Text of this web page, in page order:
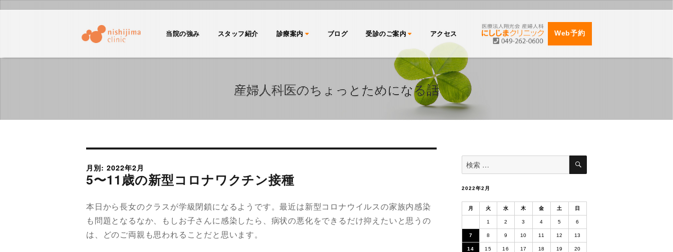
当院の強み スタッフ紹介 診療案内 ブログ 受診のご案内 アクセス Web予約
産婦人科医のちょっとためになる話
月別: 2022年2月
5〜11歳の新型コロナワクチン接種
本日から長女のクラスが学級閉鎖になるようです。最近は新型コロナウイルスの家族内感染
も問題となるなか、もしお子さんに感染したら、病状の悪化をできるだけ抑えたいと思うの
は、どのご両親も思われることだと思います。
索
対
検
2022年2月
月 火 水 木 金 土 日
1 2 3 4 5 6
7 8 9 10 11 12 13
14 15 16 17 18 19 20